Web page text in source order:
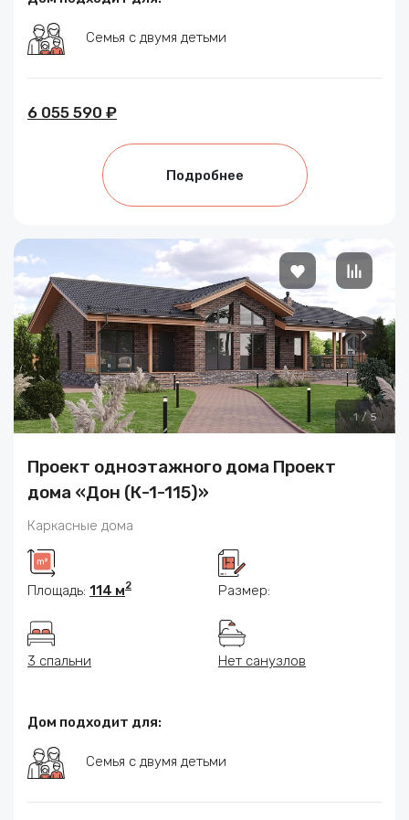
Семья с двумя детьми
6 055 590 ₽
Подробнее
1 / 5
Проект одноэтажного дома Проект
дома «Дон (К-1-115)»
Каркасные дома
Площадь: 114 м2 Размер:
3 спальни Нет санузлов
Дом подходит для:
Семья с двумя детьми